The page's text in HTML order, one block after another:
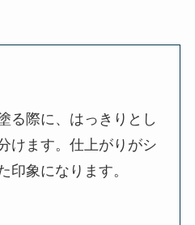
る際に、はっきりとし
けます。仕上がりがシ
印象になります。